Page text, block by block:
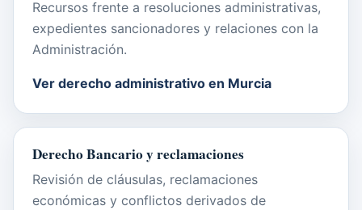
Recursos frente a resoluciones administrativas,
expedientes sancionadores y relaciones con la
Administración.
Ver derecho administrativo en Murcia
Derecho Bancario y reclamaciones
Revisión de cláusulas, reclamaciones
económicas y conflictos derivados de